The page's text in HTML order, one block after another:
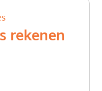
rekenen